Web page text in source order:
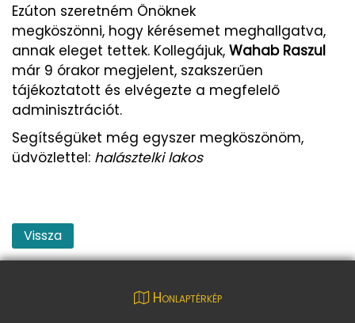
Ezúton szeretném Önöknek
megköszönni, hogy kérésemet meghallgatva,
annak eleget tettek. Kollegájuk, Wahab Raszul
már 9 órakor megjelent, szakszerűen
tájékoztatott és elvégezte a megfelelő
adminisztrációt.
Segítségüket még egyszer megköszönöm,
üdvözlettel: halásztelki lakos
Vissza
Honlaptérkép